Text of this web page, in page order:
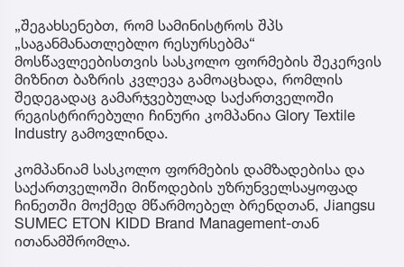
„შეგახსენებთ, რომ სამინისტროს შპს
„საგანმანათლებლო რესურსებმა“
მოსწავლეებისთვის სასკოლო ფორმების შეკერვის
მიზნით ბაზრის კვლევა გამოაცხადა, რომლის
შედეგადაც გამარჯვებულად საქართველოში
რეგისტრირებული ჩინური კომპანია Glory Textile
Industry გამოვლინდა.
კომპანიამ სასკოლო ფორმების დამზადებისა და
საქართველოში მიწოდების უზრუნველსაყოფად
ჩინეთში მოქმედ მწარმოებელ ბრენდთან, Jiangsu
SUMEC ETON KIDD Brand Management-თან
ითანამშრომლა.